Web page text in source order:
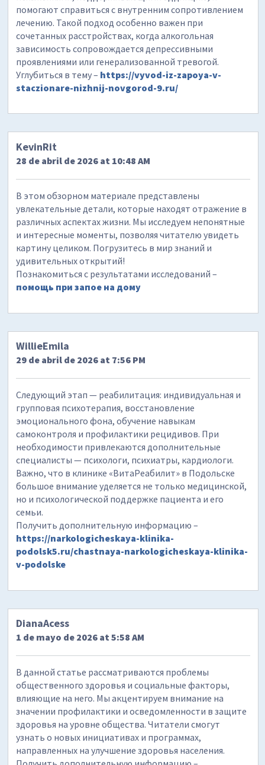
помогают справиться с внутренним сопротивлением
лечению. Такой подход особенно важен при
сочетанных расстройствах, когда алкогольная
зависимость сопровождается депрессивными
проявлениями или генерализованной тревогой.
Углубиться в тему – https://vyvod-iz-zapoya-v-
staczionare-nizhnij-novgorod-9.ru/
KevinRit
28 de abril de 2026 at 10:48 AM
В этом обзорном материале представлены
увлекательные детали, которые находят отражение в
различных аспектах жизни. Мы исследуем непонятные
и интересные моменты, позволяя читателю увидеть
картину целиком. Погрузитесь в мир знаний и
удивительных открытий!
Познакомиться с результатами исследований –
помощь при запое на дому
WillieEmila
29 de abril de 2026 at 7:56 PM
Следующий этап — реабилитация: индивидуальная и
групповая психотерапия, восстановление
эмоционального фона, обучение навыкам
самоконтроля и профилактики рецидивов. При
необходимости привлекаются дополнительные
специалисты — психологи, психиатры, кардиологи.
Важно, что в клинике «ВитаРеабилит» в Подольске
большое внимание уделяется не только медицинской,
но и психологической поддержке пациента и его
семьи.
Получить дополнительную информацию –
https://narkologicheskaya-klinika-
podolsk5.ru/chastnaya-narkologicheskaya-klinika-
v-podolske
DianaAcess
1 de mayo de 2026 at 5:58 AM
В данной статье рассматриваются проблемы
общественного здоровья и социальные факторы,
влияющие на него. Мы акцентируем внимание на
значении профилактики и осведомленности в защите
здоровья на уровне общества. Читатели смогут
узнать о новых инициативах и программах,
направленных на улучшение здоровья населения.